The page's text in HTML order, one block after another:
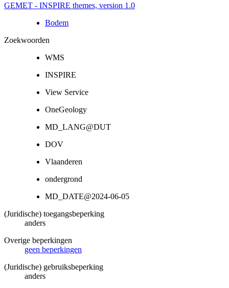
GEMET - INSPIRE themes, version 1.0
Bodem
Zoekwoorden
WMS
INSPIRE
View Service
OneGeology
MD_LANG@DUT
DOV
Vlaanderen
ondergrond
MD_DATE@2024-06-05
(Juridische) toegangsbeperking
anders
Overige beperkingen
geen beperkingen
(Juridische) gebruiksbeperking
anders